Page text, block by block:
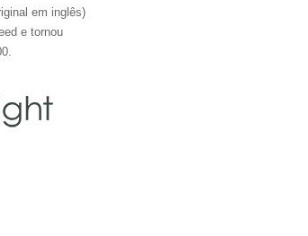
em inglês)
e tornou